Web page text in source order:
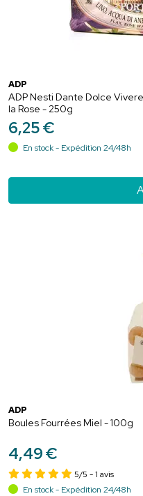
ADP
ADP Nesti Dante Dolce
la Rose - 250g
6,25€
En stock - Expédition 24/48h
ADP
Boules Fourrées Miel - 100g
4,49€
5/5 - 1 avis
En stock - Expédition 24/48h